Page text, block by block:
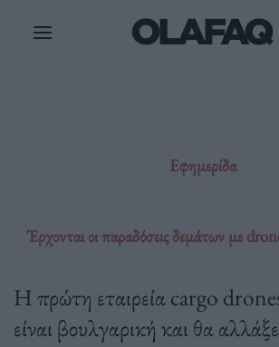
Εφημερίδα
Έρχονται οι παραδόσεις δεμάτων με
Η πρώτη εταιρεία cargo
είναι βουλγαρική και θα